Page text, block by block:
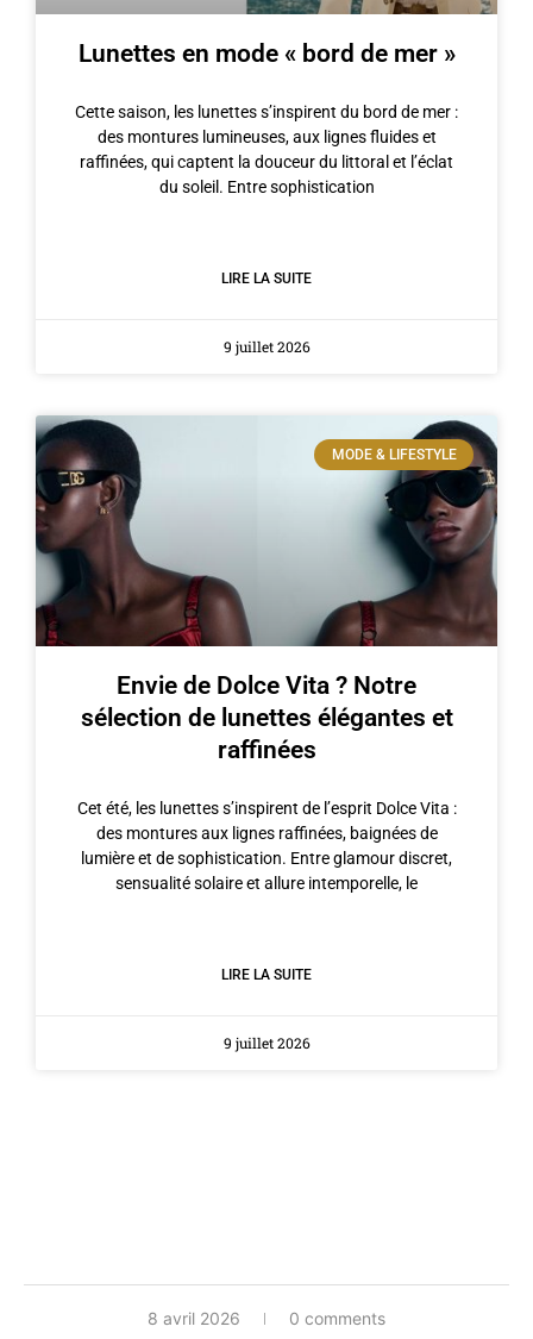
Lunettes en mode « bord de mer »
Cette saison, les lunettes s’inspirent du bord de mer :
des montures lumineuses, aux lignes fluides et
raffinées, qui captent la douceur du littoral et l’éclat
du soleil. Entre sophistication
LIRE LA SUITE
9 juillet 2026
MODE & LIFESTYLE
Envie de Dolce Vita ? Notre
sélection de lunettes élégantes et
raffinées
Cet été, les lunettes s’inspirent de l’esprit Dolce Vita :
des montures aux lignes raffinées, baignées de
lumière et de sophistication. Entre glamour discret,
sensualité solaire et allure intemporelle, le
LIRE LA SUITE
9 juillet 2026
8 avril 2026 0 comments